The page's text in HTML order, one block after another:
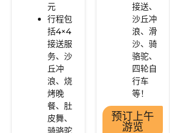
元
行程包
括4×4
接送服
务、沙
丘冲
浪、烧
烤晚
餐、肚
皮舞、
骑骆驼
接送、
沙丘冲
浪、滑
沙、骑
骆驼、
四轮自
行车
等！
预订上午
游览